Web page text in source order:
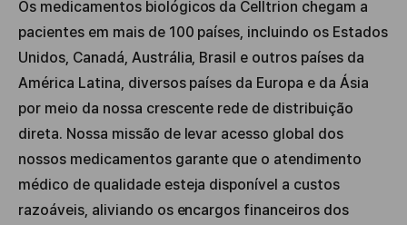
Os medicamentos biológicos da Celltrion chegam a
pacientes em mais de 100 países, incluindo os Estados
Unidos, Canadá, Austrália, Brasil e outros países da
América Latina, diversos países da Europa e da Ásia
por meio da nossa crescente rede de distribuição
direta. Nossa missão de levar acesso global dos
nossos medicamentos garante que o atendimento
médico de qualidade esteja disponível a custos
razoáveis, aliviando os encargos financeiros dos